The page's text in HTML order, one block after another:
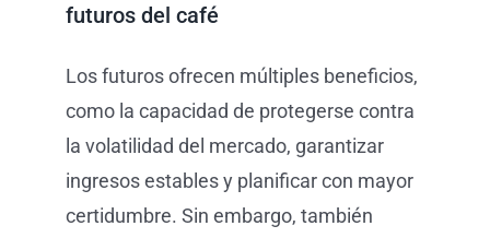
futuros del café
Los futuros ofrecen múltiples beneficios,
como la capacidad de protegerse contra
la volatilidad del mercado, garantizar
ingresos estables y planificar con mayor
certidumbre. Sin embargo, también